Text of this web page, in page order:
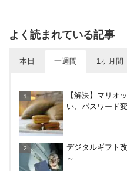
よく読まれている記事
本日 一週間 1ヶ月間
分がもらえるキ
り場やメリット
【解決】マリオ
い、パスワード
デジタルギフト
～